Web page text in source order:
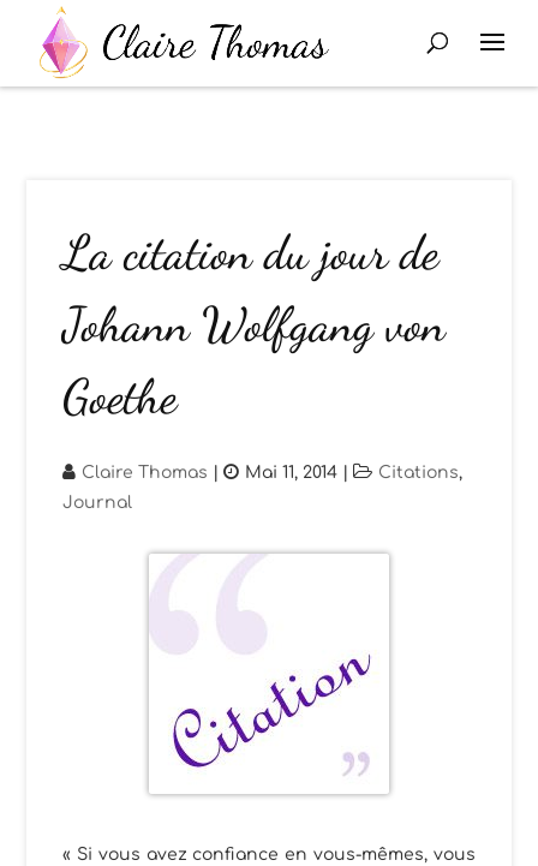
La citation du jour de
Johann Wolfgang von
Goethe
Claire Thomas | Mai 11, 2014 | Citations,
Journal
« Si vous avez confiance en vous-mêmes, vous